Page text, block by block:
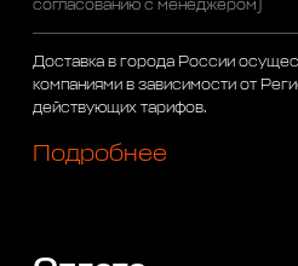
согласованию с менеджером)
Доставка в города России
компаниями в зависимости от
действующих тарифов.
Подробнее